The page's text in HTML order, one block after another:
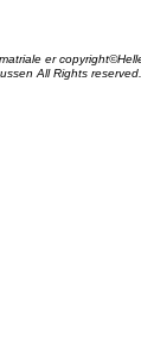
er
All Rights